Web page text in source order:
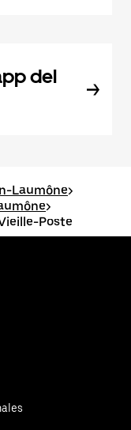
del
Laumône>
>
Poste